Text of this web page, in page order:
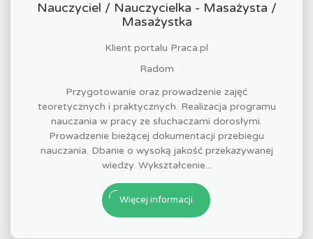
Nauczyciel / Nauczycielka - Masażysta /
Masażystka
Klient portalu Praca.pl
Radom
Przygotowanie oraz prowadzenie zajęć
teoretycznych i praktycznych. Realizacja programu
nauczania w pracy ze słuchaczami dorosłymi.
Prowadzenie bieżącej dokumentacji przebiegu
nauczania. Dbanie o wysoką jakość przekazywanej
wiedzy. Wykształcenie...
Więcej informacji